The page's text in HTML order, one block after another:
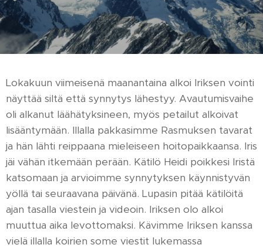
Lokakuun viimeisenä maanantaina alkoi Iriksen vointi
näyttää siltä että synnytys lähestyy. Avautumisvaihe
oli alkanut läähätyksineen, myös petailut alkoivat
lisääntymään. Illalla pakkasimme Rasmuksen tavarat
ja hän lähti reippaana mieleiseen hoitopaikkaansa. Iris
jäi vähän itkemään perään. Kätilö Heidi poikkesi Iristä
katsomaan ja arvioimme synnytyksen käynnistyvän
yöllä tai seuraavana päivänä. Lupasin pitää kätilöitä
ajan tasalla viestein ja videoin. Iriksen olo alkoi
muuttua aika levottomaksi. Kävimme Iriksen kanssa
vielä illalla koirien some viestit lukemassa